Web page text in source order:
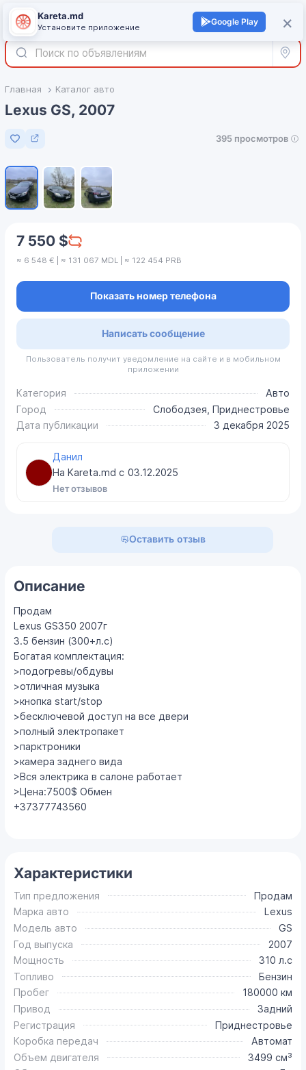
Войти +
Все
Главная Каталог авто
Lexus GS, 2007
Добавить в избранное
395 просмотров
7 550 $
≈ 6 548 € | ≈ 131 067 MDL | ≈ 122 454 PRB
Показать номер телефона
Написать сообщение
Пользователь получит уведомление на сайте и в мобильном
приложении
Категория
Авто
Город
Слободзея, Приднестровье
Дата публикации
3 декабря 2025
Данил
На Kareta.md с 03.12.2025
Нет отзывов
Оставить отзыв
Описание
Продам
Lexus GS350 2007г
3.5 бензин (300+л.с)
Богатая комплектация:
>подогревы/обдувы
>отличная музыка
>кнопка start/stop
>бесключевой доступ на все двери
>полный электропакет
>парктроники
>камера заднего вида
>Вся электрика в салоне работает
>Цена:7500$ Обмен
+37377743560
Характеристики
Тип предложения
Продам
Марка авто
Lexus
Модель авто
GS
Год выпуска
2007
Мощность
310 л.с
Топливо
Бензин
Пробег
180000 км
Привод
Задний
Регистрация
Приднестровье
Коробка передач
Автомат
Объем двигателя
3499 см³
×
Kareta.md
Установите приложение
Google Play